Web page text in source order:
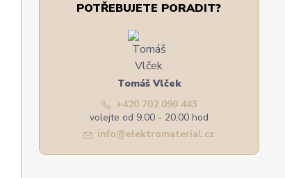
POTŘEBUJETE PORADIT?
Tomáš Vlček
+420 702 090 443
volejte od 9,00 - 20,00 hod
info@elektromaterial.cz